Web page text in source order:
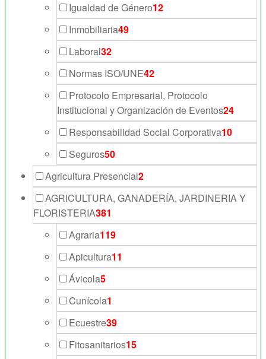
Igualdad de Género12
Inmobiliaria49
Laboral32
Normas ISO/UNE42
Protocolo Empresarial, Protocolo
Institucional y Organización de Eventos24
Responsabilidad Social Corporativa10
Seguros50
Agricultura Presencial2
AGRICULTURA, GANADERÍA, JARDINERIA Y
FLORISTERIA381
Agraria119
Apicultura11
Ávicola5
Cunícola1
Ecuestre39
Fitosanitarios15